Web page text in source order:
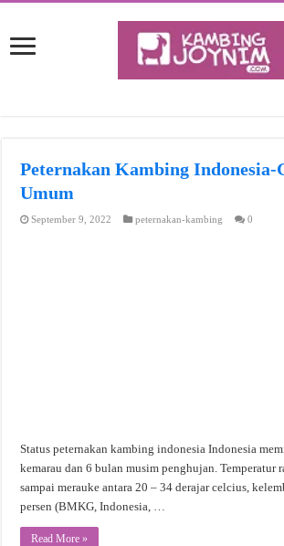
Peternakan Kambing Indonesia-
Umum
September 9, 2022 peternakan-kambing 0
Status peternakan kambing indonesia Indonesia
kemarau dan 6 bulan musim penghujan. Temperatur
sampai merauke antara 20 – 34 derajar celcius,
persen (BMKG, Indonesia, …
Read More »